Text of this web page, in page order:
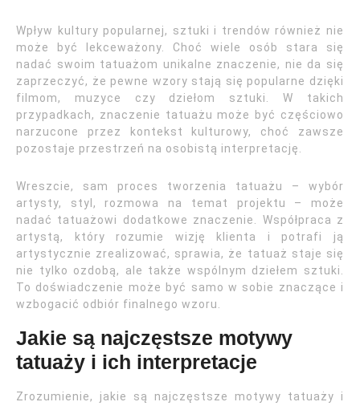
Wpływ kultury popularnej, sztuki i trendów również nie
może być lekceważony. Choć wiele osób stara się
nadać swoim tatuażom unikalne znaczenie, nie da się
zaprzeczyć, że pewne wzory stają się popularne dzięki
filmom, muzyce czy dziełom sztuki. W takich
przypadkach, znaczenie tatuażu może być częściowo
narzucone przez kontekst kulturowy, choć zawsze
pozostaje przestrzeń na osobistą interpretację.
Wreszcie, sam proces tworzenia tatuażu – wybór
artysty, styl, rozmowa na temat projektu – może
nadać tatuażowi dodatkowe znaczenie. Współpraca z
artystą, który rozumie wizję klienta i potrafi ją
artystycznie zrealizować, sprawia, że tatuaż staje się
nie tylko ozdobą, ale także wspólnym dziełem sztuki.
To doświadczenie może być samo w sobie znaczące i
wzbogacić odbiór finalnego wzoru.
Jakie są najczęstsze motywy
tatuaży i ich interpretacje
Zrozumienie, jakie są najczęstsze motywy tatuaży i